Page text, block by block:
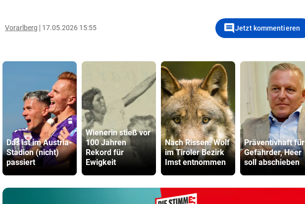
Vorarlberg 17.05.2026 15:55 commentJetzt kommentieren
Das ist im Austria-
Stadion (nicht)
passiert
Wienerin stieß vor
100 Jahren
Rekord für
Ewigkeit
Nach Rissen: Wolf
im Tiroler Bezirk
Imst entnommen
Präventivhaft für
Gefährder, Heer
soll abschieben